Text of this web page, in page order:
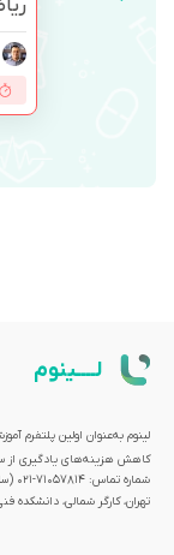
لــــینوم
لینوم به‌عنوان اولین پلتفرم
کاهش هزینه‌های یادگیری از سال 1398 فعالیت خود را آغاز
شماره تماس: 71057814-021 (ساعت پاسخگویی ۹ الی ۱۸)
تهران، کارگر شمالی، دانشکده